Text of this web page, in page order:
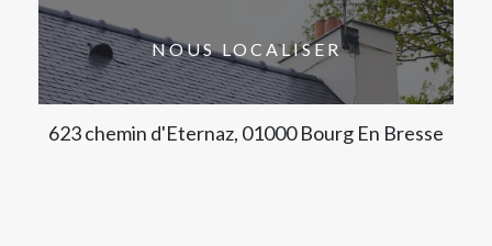
NOUS LOCALISER
623 chemin d'Eternaz, 01000 Bourg En Bresse